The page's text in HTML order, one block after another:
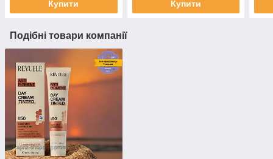
Купити Купити
Подібні товари компанії